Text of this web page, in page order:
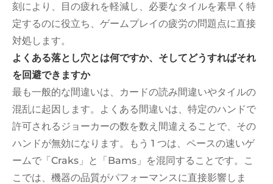
刻により、目の疲れを軽減し、必要なタイルを素早く特
定するのに役立ち、ゲームプレイの疲労の問題点に直接
対処します。
よくある落とし穴とは何ですか、そしてどうすればそれ
を回避できますか
最も一般的な間違いは、カードの読み間違いやタイルの
混乱に起因します。よくある間違いは、特定のハンドで
許可されるジョーカーの数を数え間違えることで、その
ハンドが無効になります。もう 1 つは、ペースの速いゲ
ームで「Craks」と「Bams」を混同することです。こ
こでは、機器の品質がパフォーマンスに直接影響しま